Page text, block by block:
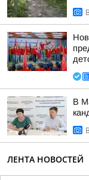
В
ЛЕНТА НОВОСТЕЙ